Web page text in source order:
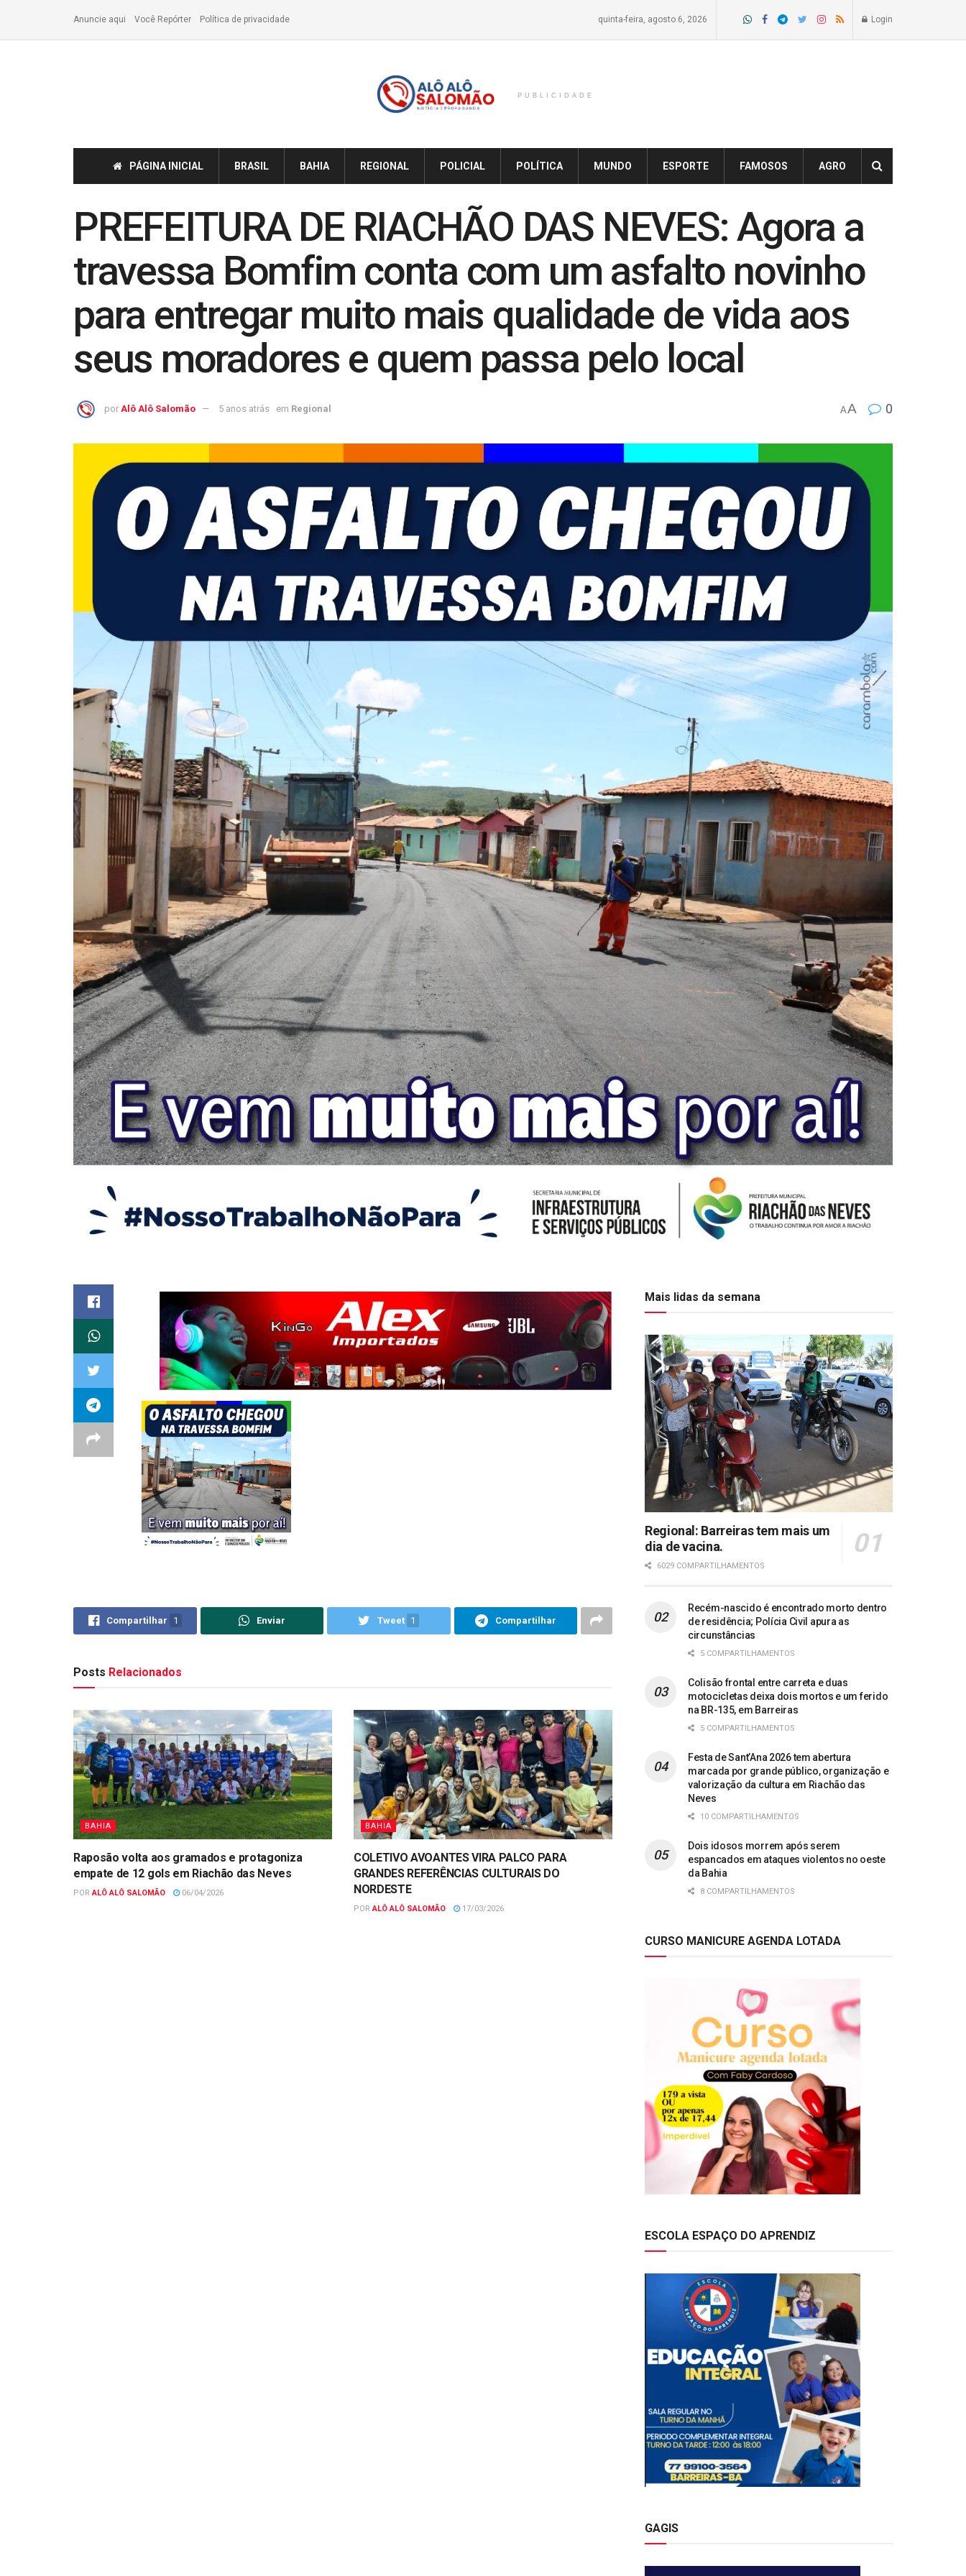
Anuncie aqui Você Repórter Política de privacidade quinta-feira, agosto 6, 2026 Login
PUBLICIDADE
PÁGINA INICIAL BRASIL BAHIA REGIONAL POLICIAL POLÍTICA MUNDO ESPORTE FAMOSOS AGRO
PREFEITURA DE RIACHÃO DAS NEVES: Agora a
travessa Bomfim conta com um asfalto novinho
para entregar muito mais qualidade de vida aos
seus moradores e quem passa pelo local
por Alô Alô Salomão 5 anos atrás em Regional AA 0
Compartilhar 1 Enviar Tweet 1 Compartilhar
Posts Relacionados
BAHIA
Raposão volta aos gramados e protagoniza
empate de 12 gols em Riachão das Neves
POR ALÔ ALÔ SALOMÃO 06/04/2026
BAHIA
COLETIVO AVOANTES VIRA PALCO PARA
GRANDES REFERÊNCIAS CULTURAIS DO
NORDESTE
POR ALÔ ALÔ SALOMÃO 17/03/2026
Mais lidas da semana
Regional: Barreiras tem mais um
dia de vacina.
6029 COMPARTILHAMENTOS
Recém-nascido é encontrado morto dentro
de residência; Polícia Civil apura as
circunstâncias
5 COMPARTILHAMENTOS
Colisão frontal entre carreta e duas
motocicletas deixa dois mortos e um ferido
na BR-135, em Barreiras
5 COMPARTILHAMENTOS
Festa de Sant’Ana 2026 tem abertura
marcada por grande público, organização e
valorização da cultura em Riachão das
Neves
10 COMPARTILHAMENTOS
Dois idosos morrem após serem
espancados em ataques violentos no oeste
da Bahia
8 COMPARTILHAMENTOS
CURSO MANICURE AGENDA LOTADA
ESCOLA ESPAÇO DO APRENDIZ
GAGIS